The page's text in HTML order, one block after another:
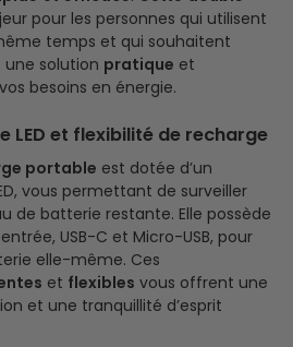
pour les personnes qui utilisent
temps et qui souhaitent
une solution pratique et
besoins en énergie.
LED et flexibilité de recharge
portable est dotée d’un
vous permettant de surveiller
de batterie restante. Elle possède
USB-C et Micro-USB, pour
elle-même. Ces
et flexibles vous offrent une
et une tranquillité d’esprit